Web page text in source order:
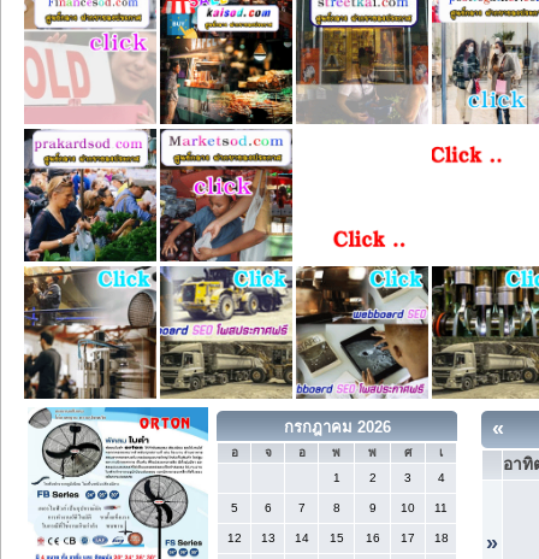
กรกฎาคม 2026
อ จ อ พ พ ศ
เ
1
2 3 4
5 6 7 8 9 10 11
12 13 14 15 16 17 18
«
อาทิ
»